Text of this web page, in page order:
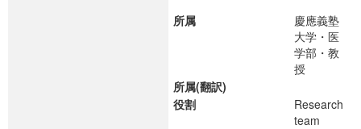
所属
慶應義塾
大学・医
学部・教
授
所属(翻訳)
役割
Research
team